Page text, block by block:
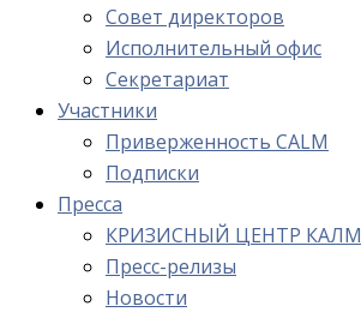
Cовет директоров
Исполнительный офис
Cекретариат
Участники
Приверженность CALM
Подписки
Пресса
КРИЗИСНЫЙ ЦЕНТР КАЛМ
Пресс-релизы
Новости